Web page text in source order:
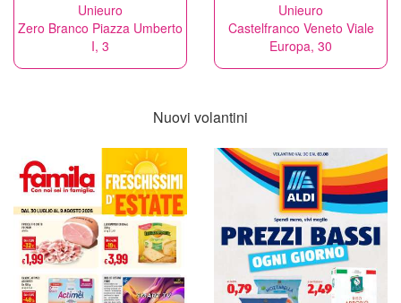
Unieuro
Zero Branco Piazza Umberto
I, 3
Unieuro
Castelfranco Veneto Viale
Europa, 30
Nuovi volantini